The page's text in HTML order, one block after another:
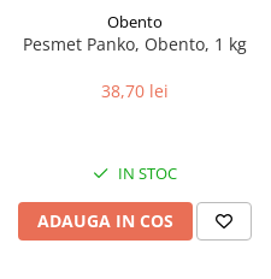
Obento
Pesmet Panko, Obento, 1 kg
38,70 lei
IN STOC
ADAUGA IN COS